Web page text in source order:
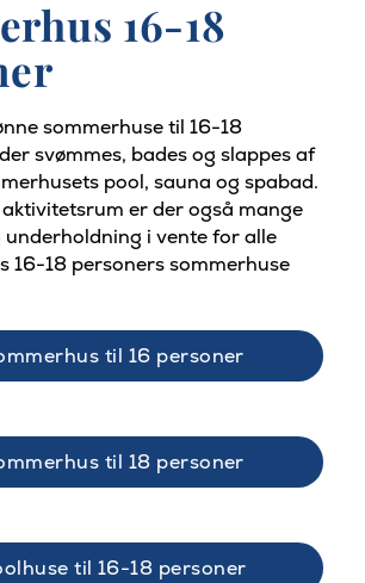
16-18
sommerhuse til 16-18
svømmes, bades og slappes af
pool, sauna og spabad.
er der også mange
underholdning i vente for alle
16-18 personers sommerhuse
til 16 personer
til 18 personer
til 16-18 personer